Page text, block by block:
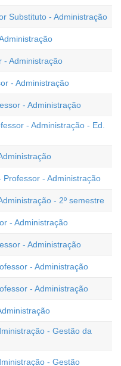
Substituto - Administração
- Administração
- Administração
- Administração
- Administração - Ed.
Professor - Administração
- 2º semestre
- Administração
- Administração
- Administração
- Administração
- Gestão da
- Gestão